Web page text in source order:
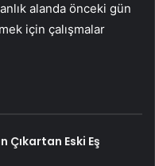
alanda önceki gün
için çalışmalar
Çıkartan Eski Eş